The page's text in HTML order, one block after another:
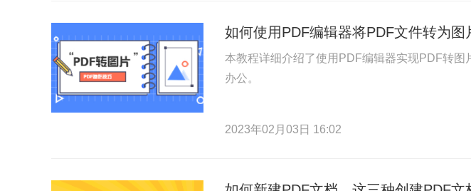
如何使用PDF编辑器将PDF文件转为图
本教程详细介绍了使用PDF编辑器实现PDF转
办公。
2023年02月03日 16:02